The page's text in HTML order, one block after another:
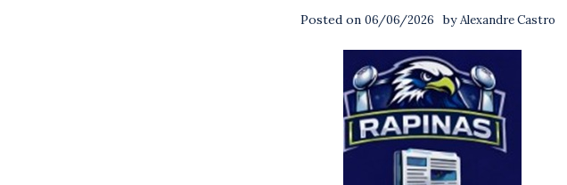
Posted on06/06/2026 byAlexandre Castro